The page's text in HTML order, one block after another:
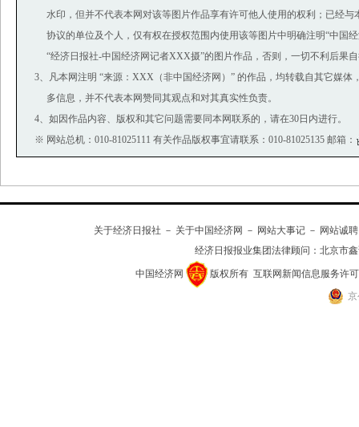
水印，但并不代表本网对该等图片作品享有许可他人使用的权利；已经与
协议的单位及个人，仅有权在授权范围内使用该等图片中明确注明“中国
“经济日报社-中国经济网记者XXX摄”的图片作品，否则，一切不利后果
3、凡本网注明 “来源：XXX（非中国经济网）” 的作品，均转载自其它媒体
多信息，并不代表本网赞同其观点和对其真实性负责。
4、如因作品内容、版权和其它问题需要同本网联系的，请在30日内进行。
※ 网站总机：010-81025111 有关作品版权事宜请联系：010-81025135 邮箱：
关于经济日报社 － 关于中国经济网 － 网站大事记 － 网站诚聘
经济日报报业集团法律顾问： 北京市
中国经济网 版权所有 互联网新闻信息服务许可
京